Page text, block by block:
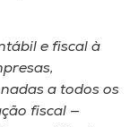
e fiscal à
a todos os
fiscal —